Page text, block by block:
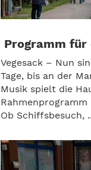
Programm für
Vegesack – Nun
Tage, bis an der
Musik spielt die
Rahmenprogramm
Ob Schiffsbesuch,